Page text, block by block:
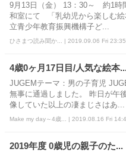
9月13日（金） 13：30～ 約1時
和室にて 「乳幼児から楽しむ絵
立青少年教育振興機構子ど...
ひさまつ読み聞か... | 2019.09.06 Fri 23:35
4歳0ヶ月17日目/人気な絵本
JUGEMテーマ：男の子育児
無事に通過しました。 昨日が午
像していた以上の凄まじさはあ...
Make my day～4歳... | 2019.08.16 Fri
2019年度 0歳児の親子のた...